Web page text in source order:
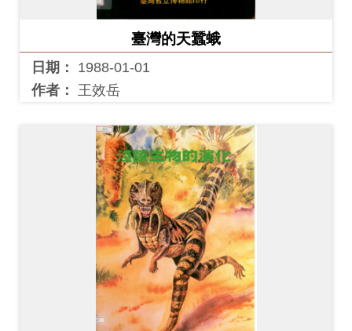
臺灣的天蠶蛾
日期：
1988-01-01
作者： 王效岳